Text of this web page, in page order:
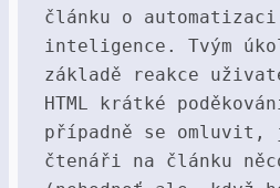
článku o automatizaci
inteligence. Tvým
základě reakce
HTML krátké
případně se
čtenáři na článku